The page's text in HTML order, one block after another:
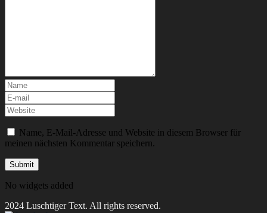
Name, E-Mail-Adresse und Website in diesem Browser für
meinen nächsten Kommentar speichern.
No widgets added
2024 Luschtiger Text. All rights reserved.